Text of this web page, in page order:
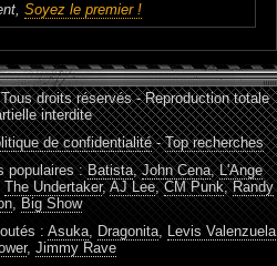
Soyez le premier !
droits réservés - Reproduction totale
interdite
de confidentialité-Top recherches
populaires :Batista,John Cena,L'Ange
The Undertaker,AJ Lee,CM Punk,Randy
, Big Show
: Asuka, Dragonita, Levis Valenzuela
, Jimmy Rave